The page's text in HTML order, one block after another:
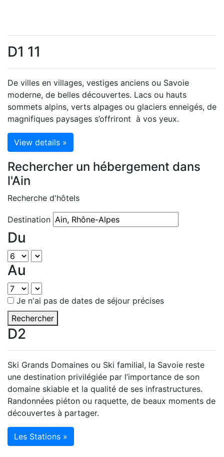
D1 11
De villes en villages, vestiges anciens ou Savoie
moderne, de belles découvertes. Lacs ou hauts
sommets alpins, verts alpages ou glaciers enneigés, de
magnifiques paysages s’offriront à vos yeux.
View details »
Rechercher un hébergement dans
l'Ain
Recherche d'hôtels
Destination
Du
Au
Je n'ai pas de dates de séjour précises
Rechercher
D2
Ski Grands Domaines ou Ski familial, la Savoie reste
une destination privilégiée par l’importance de son
domaine skiable et la qualité de ses infrastructures.
Randonnées piéton ou raquette, de beaux moments de
découvertes à partager.
Les Stations »